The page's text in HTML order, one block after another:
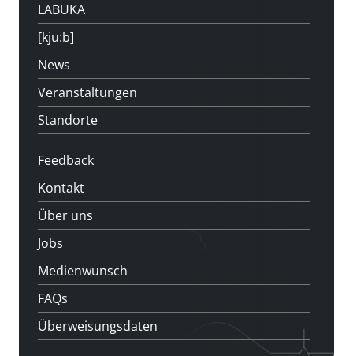
LABUKA
[kju:b]
News
Veranstaltungen
Standorte
Feedback
Kontakt
Über uns
Jobs
Medienwunsch
FAQs
Überweisungsdaten